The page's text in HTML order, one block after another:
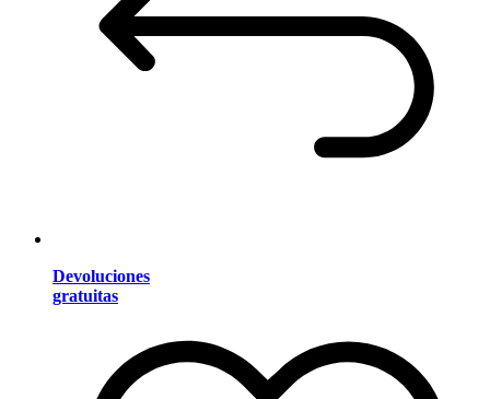
Devoluciones
gratuitas